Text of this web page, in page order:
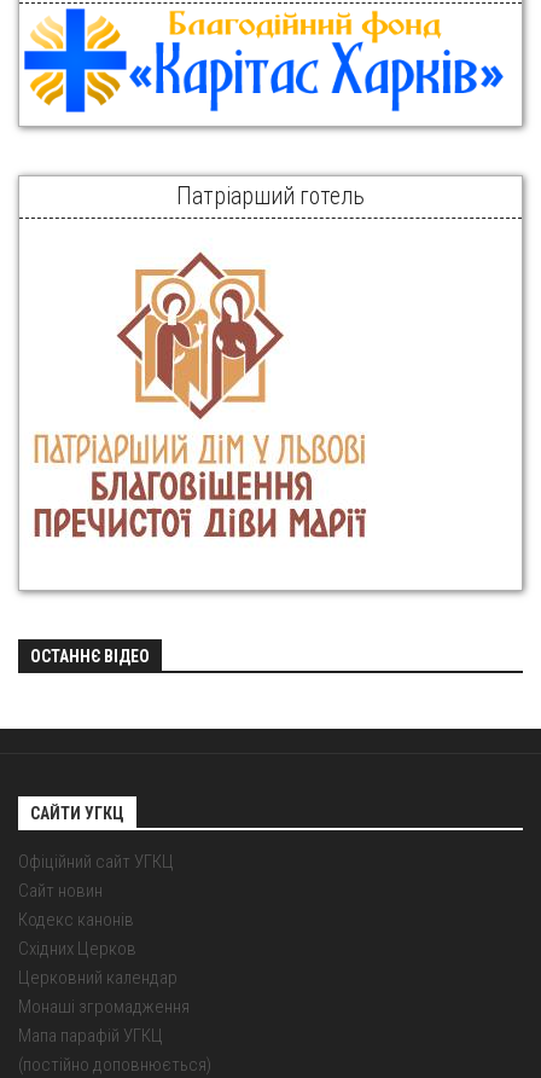
Патріарший готель
ОСТАННЄ ВІДЕО
САЙТИ УГКЦ
Офіційний сайт УГКЦ
Сайт новин
Кодекс канонів
Східних Церков
Церковний календар
Монаші згромадження
Мапа парафій УГКЦ
(постійно доповнюється)